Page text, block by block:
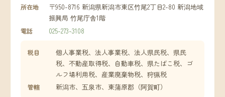
所在地
〒950-8716 新潟県新潟市東区竹尾2丁目2-80 新潟地域
振興局 竹尾庁舎1階
電話 025-273-3108
税目
個人事業税、法人事業税、法人県民税、県民
税、不動産取得税、自動車税、県たばこ税、ゴ
ルフ場利用税、産業廃棄物税、狩猟税
管轄 新潟市、五泉市、東蒲原郡（阿賀町）